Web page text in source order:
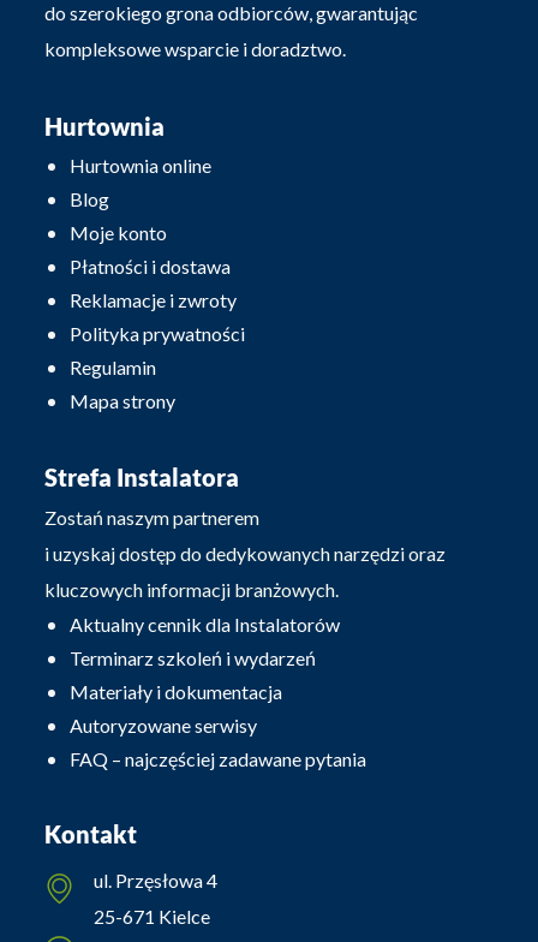
do szerokiego grona odbiorców, gwarantując
kompleksowe wsparcie i doradztwo.
Hurtownia
Hurtownia online
Blog
Moje konto
Płatności i dostawa
Reklamacje i zwroty
Polityka prywatności
Regulamin
Mapa strony
Strefa Instalatora
Zostań naszym partnerem
i uzyskaj dostęp do dedykowanych narzędzi oraz
kluczowych informacji branżowych.
Aktualny cennik dla Instalatorów
Terminarz szkoleń i wydarzeń
Materiały i dokumentacja
Autoryzowane serwisy
FAQ – najczęściej zadawane pytania
Kontakt
ul. Przęsłowa 4
25-671 Kielce